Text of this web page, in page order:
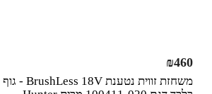
משחזת זווית נטענת BrushLess 18V - גוף
₪460